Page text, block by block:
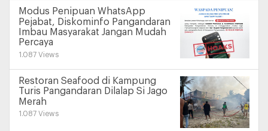
Modus Penipuan WhatsApp
Pejabat, Diskominfo Pangandaran
Imbau Masyarakat Jangan Mudah
Percaya
1.087 Views
Restoran Seafood di Kampung
Turis Pangandaran Dilalap Si Jago
Merah
1.087 Views